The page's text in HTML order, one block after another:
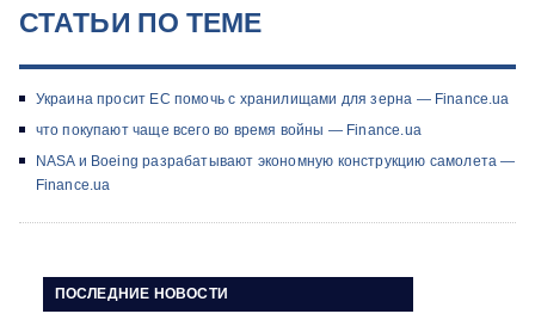
СТАТЬИ ПО ТЕМЕ
Украина просит ЕС помочь с хранилищами для зерна — Finance.ua
что покупают чаще всего во время войны — Finance.ua
NASA и Boeing разрабатывают экономную конструкцию самолета —
Finance.ua
ПОСЛЕДНИЕ НОВОСТИ